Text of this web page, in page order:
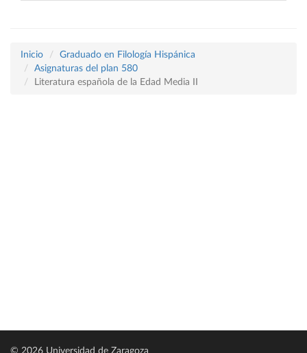
Inicio
Graduado en Filología Hispánica
Asignaturas del plan 580
Literatura española de la Edad Media II
© 2026 Universidad de Zaragoza